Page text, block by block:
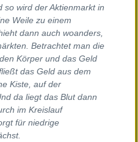
so wird der Aktienmarkt in
Weile zu einem
dann auch woanders,
Betrachtet man die
Körper und das Geld
das Geld aus dem
Kiste, auf der
da liegt das Blut dann
im Kreislauf
für niedrige